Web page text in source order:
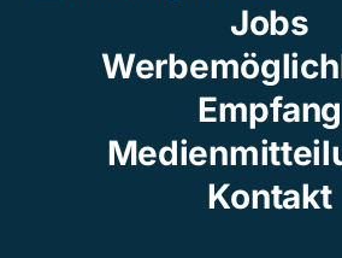
Jobs
Empfang
Kontakt